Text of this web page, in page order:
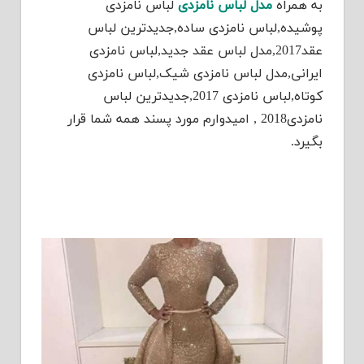
به همراه مدل لباس نامزدی لباس نامزدی
پوشیده,لباس نامزدی ساده,جدیدترین لباس
عقد2017,مدل لباس عقد جديد,لباس نامزدی
ایرانی,مدل لباس نامزدی شیک,لباس نامزدی
کوتاه,لباس نامزدی 2017,جدیدترین لباس
نامزدی2018 , امیدوارم مورد پسند همه شما قرار
بگیرد.